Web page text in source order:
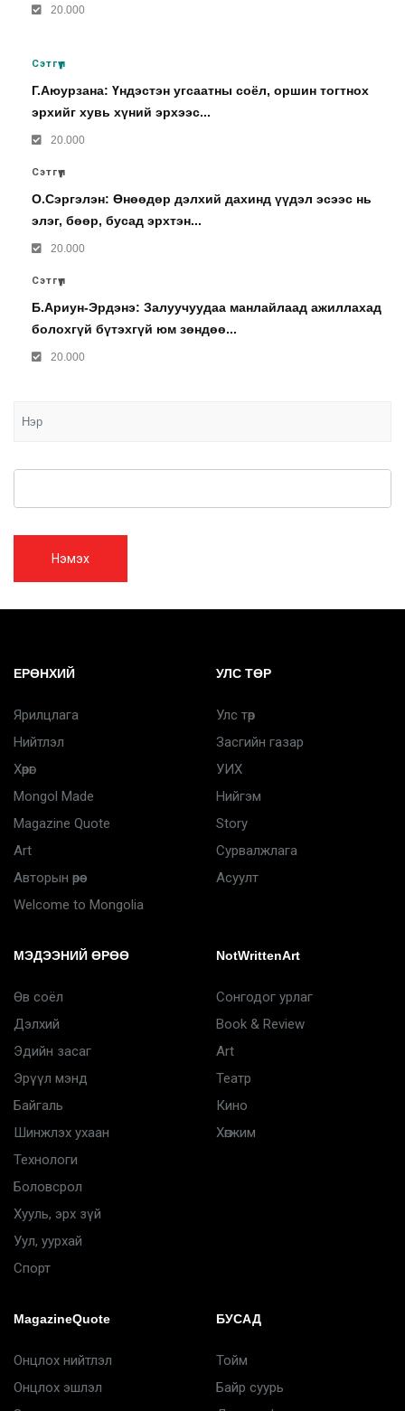
20.000
Сэтгүүл
Г.Аюурзана: Үндэстэн угсаатны соёл, оршин тогтнох
эрхийг хувь хүний эрхээс...
20.000
Сэтгүүл
О.Сэргэлэн: Өнөөдөр дэлхий дахинд үүдэл эсээс нь
элэг, бөөр, бусад эрхтэн...
20.000
Сэтгүүл
Б.Ариун-Эрдэнэ: Залуучуудаа манлайлаад ажиллахад
болохгүй бүтэхгүй юм зөндөө...
20.000
Нэмэх
ЕРӨНХИЙ
Ярилцлага
Нийтлэл
Хөрөг
Mongol Made
Magazine Quote
Art
Авторын өрөө
Welcome to Mongolia
УЛС ТӨР
Улс төр
Засгийн газар
УИХ
Нийгэм
Story
Сурвалжлага
Асуулт
МЭДЭЭНИЙ ӨРӨӨ
Өв соёл
Дэлхий
Эдийн засаг
Эрүүл мэнд
Байгаль
Шинжлэх ухаан
Технологи
Боловсрол
Хууль, эрх зүй
Уул, уурхай
Спорт
NotWrittenArt
Сонгодог урлаг
Book & Review
Art
Театр
Кино
Хөгжим
MagazineQuote
Онцлох нийтлэл
Онцлох эшлэл
БУСАД
Тойм
Байр суурь